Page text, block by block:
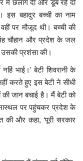
में छलांग दी और डूब रहे दो
इस बहादुर बच्ची का नाम
पर मौजूद थी। बच्ची की
चौहान और प्रदेश के जल
उसकी प्रशंसा की।
भाई।' बेटी शिवरानी के
करते हुए इस बेटी ने सीधी
जान बचाई है। मैं बेटी को
पर पहुंचकर प्रदेश के
की और कहा, ‘पूरी सरकार